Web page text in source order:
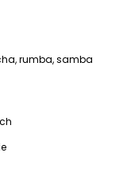
rumba, samba